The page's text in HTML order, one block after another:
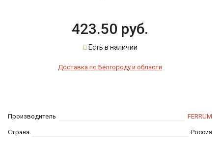
Производитель FERRUM
Страна Россия
423.50 руб.
Есть в наличии
Доставка по Белгороду и области